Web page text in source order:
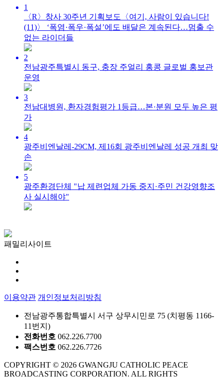
1
〈R〉창사 30주년 기획보도〈여기, 사람이 있습니다!
(11)〉 ‘폭염·폭우·폭설’에도 배달은 계속된다…멈출 수
없는 라이더들
2
전남광주특별시 동구, 충장 주얼리 홍콩 글로벌 홍보관
운영
3
전남대병원, 환자경험평가 1등급…본·분원 모두 높은 평
가
4
광주비엔날레-29CM, 제16회 광주비엔날레 성공 개최 맞
손
5
광주환경단체 "납 제련업체 가동 중지·주민 건강영향조
사 실시해야"
패밀리사이트
이용약관 개인정보처리방침
전남광주통합특별시 서구 상무시민로 75 (치평동 1166-
11번지)
전화번호 062.226.7700
팩스번호 062.226.7726
COPYRIGHT © 2026 GWANGJU CATHOLIC PEACE
BROADCASTING CORPORATION. ALL RIGHTS